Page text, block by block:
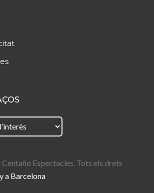
Centaño Espectacles. Tots els drets
a Barcelona